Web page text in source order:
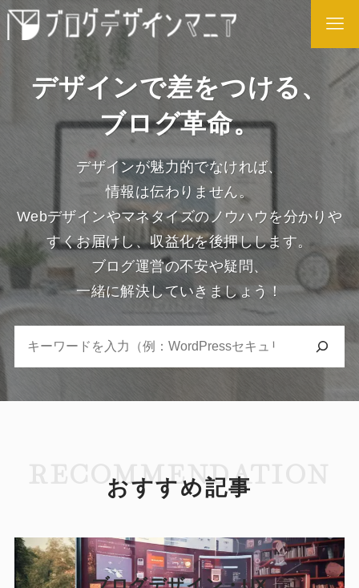
デザインで差をつける、
ブログ革命。
デザインが魅力的でなければ、
情報は伝わりません。
Webデザインやマネタイズのノウハウを分かりや
すくお届けし、収益化を後押しします。
ブログ運営の不安や疑問、
一緒に解決していきましょう！
RECOMMENDATION
おすすめ記事